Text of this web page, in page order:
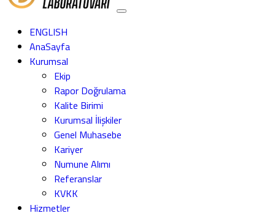
ENGLISH
AnaSayfa
Kurumsal
Ekip
Rapor Doğrulama
Kalite Birimi
Kurumsal İlişkiler
Genel Muhasebe
Kariyer
Numune Alımı
Referanslar
KVKK
Hizmetler